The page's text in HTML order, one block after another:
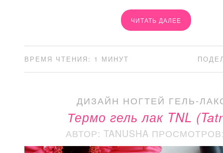
ЧИТАТЬ ДАЛЕЕ
ВРЕМЯ ЧТЕНИЯ: 1 МИНУТ
ДИЗАЙН НОГТЕЙ ГЕЛЬ-
Термо гель лак TNL
АВТОР: TANUSHA